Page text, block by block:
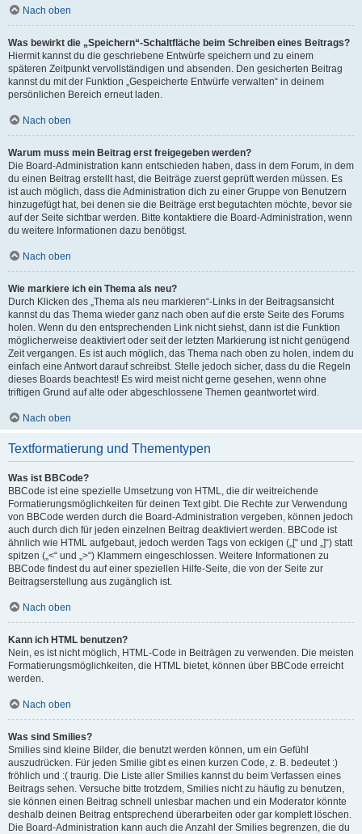
Nach oben
Was bewirkt die „Speichern“-Schaltfläche beim Schreiben eines Beitrags?
Hiermit kannst du die geschriebene Entwürfe speichern und zu einem
späteren Zeitpunkt vervollständigen und absenden. Den gesicherten Beitrag
kannst du mit der Funktion „Gespeicherte Entwürfe verwalten“ in deinem
persönlichen Bereich erneut laden.
Nach oben
Warum muss mein Beitrag erst freigegeben werden?
Die Board-Administration kann entschieden haben, dass in dem Forum, in dem
du einen Beitrag erstellt hast, die Beiträge zuerst geprüft werden müssen. Es
ist auch möglich, dass die Administration dich zu einer Gruppe von Benutzern
hinzugefügt hat, bei denen sie die Beiträge erst begutachten möchte, bevor sie
auf der Seite sichtbar werden. Bitte kontaktiere die Board-Administration, wenn
du weitere Informationen dazu benötigst.
Nach oben
Wie markiere ich ein Thema als neu?
Durch Klicken des „Thema als neu markieren“-Links in der Beitragsansicht
kannst du das Thema wieder ganz nach oben auf die erste Seite des Forums
holen. Wenn du den entsprechenden Link nicht siehst, dann ist die Funktion
möglicherweise deaktiviert oder seit der letzten Markierung ist nicht genügend
Zeit vergangen. Es ist auch möglich, das Thema nach oben zu holen, indem du
einfach eine Antwort darauf schreibst. Stelle jedoch sicher, dass du die Regeln
dieses Boards beachtest! Es wird meist nicht gerne gesehen, wenn ohne
triftigen Grund auf alte oder abgeschlossene Themen geantwortet wird.
Nach oben
Textformatierung und Thementypen
Was ist BBCode?
BBCode ist eine spezielle Umsetzung von HTML, die dir weitreichende
Formatierungsmöglichkeiten für deinen Text gibt. Die Rechte zur Verwendung
von BBCode werden durch die Board-Administration vergeben, können jedoch
auch durch dich für jeden einzelnen Beitrag deaktiviert werden. BBCode ist
ähnlich wie HTML aufgebaut, jedoch werden Tags von eckigen („[“ und „]“) statt
spitzen („<“ und „>“) Klammern eingeschlossen. Weitere Informationen zu
BBCode findest du auf einer speziellen Hilfe-Seite, die von der Seite zur
Beitragserstellung aus zugänglich ist.
Nach oben
Kann ich HTML benutzen?
Nein, es ist nicht möglich, HTML-Code in Beiträgen zu verwenden. Die meisten
Formatierungsmöglichkeiten, die HTML bietet, können über BBCode erreicht
werden.
Nach oben
Was sind Smilies?
Smilies sind kleine Bilder, die benutzt werden können, um ein Gefühl
auszudrücken. Für jeden Smilie gibt es einen kurzen Code, z. B. bedeutet :)
fröhlich und :( traurig. Die Liste aller Smilies kannst du beim Verfassen eines
Beitrags sehen. Versuche bitte trotzdem, Smilies nicht zu häufig zu benutzen,
sie können einen Beitrag schnell unlesbar machen und ein Moderator könnte
deshalb deinen Beitrag entsprechend überarbeiten oder gar komplett löschen.
Die Board-Administration kann auch die Anzahl der Smilies begrenzen, die du